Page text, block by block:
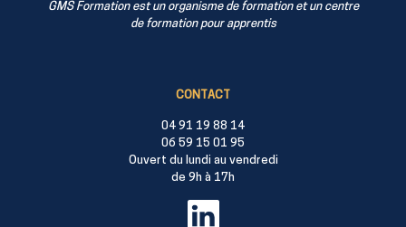
GMS Formation est un organisme de formation et un centre
de formation pour apprentis
CONTACT
04 91 19 88 14
06 59 15 01 95
Ouvert du lundi au vendredi
de 9h à 17h